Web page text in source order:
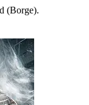
(Borge).